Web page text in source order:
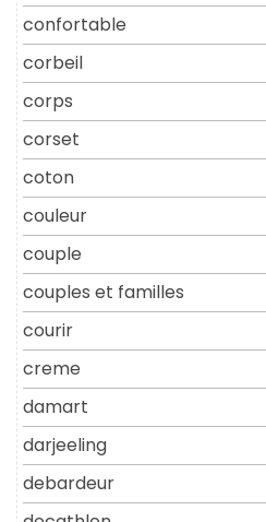
confortable
corbeil
corps
corset
coton
couleur
couple
couples et familles
courir
creme
damart
darjeeling
debardeur